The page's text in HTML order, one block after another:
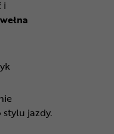
i
wełna
jazdy.